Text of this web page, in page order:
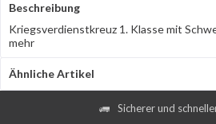
Beschreibung
Kriegsverdienstkreuz 1. Klasse mit
mehr
Ähnliche Artikel
Sicherer und